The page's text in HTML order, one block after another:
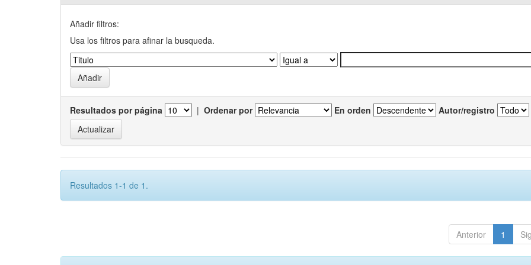
Añadir filtros:
Usa los filtros para afinar la busqueda.
Resultados por página | Ordenar por En orden Autor/registro
Resultados 1-1 de 1.
Anterior 1